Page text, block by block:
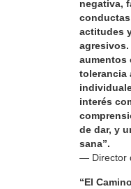
negativa,
actitudes
agresivos.
aumentos
tolerancia
interés
de dar, y
sana”.
— Director
“El